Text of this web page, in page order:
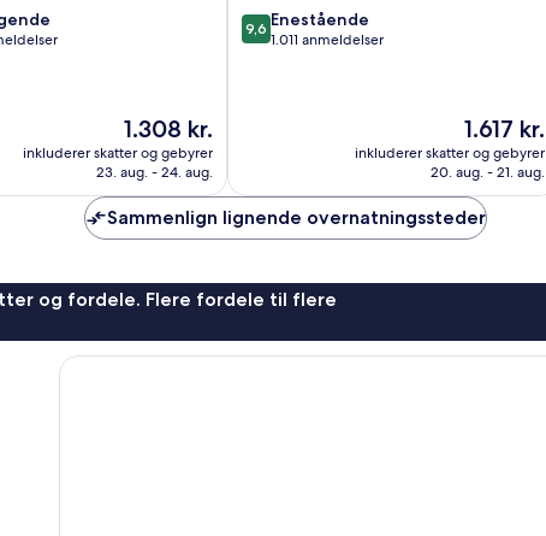
Prisen
er
1.308 kr.
1.308 kr.
inkluderer skatter og gebyrer
23. aug. - 24. aug.
9.6
ud
9,6 Enestående
1.011 anmeldelser
Prisen
er
1.617 kr.
1.617 kr.
inkluderer skatter og gebyrer
20. aug. - 21. aug.
Sammenlign lignende overnatningssteder
og fordele. Flere fordele til flere